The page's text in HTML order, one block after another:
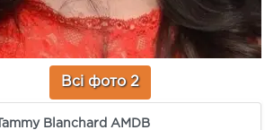
Всі фото 2
Tammy Blanchard AMDB